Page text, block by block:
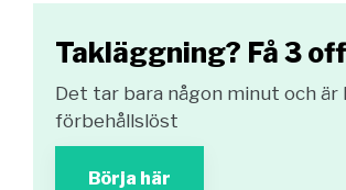
Takläggning? Få 3
Det tar bara någon minut och är
förbehållslöst
Börja här